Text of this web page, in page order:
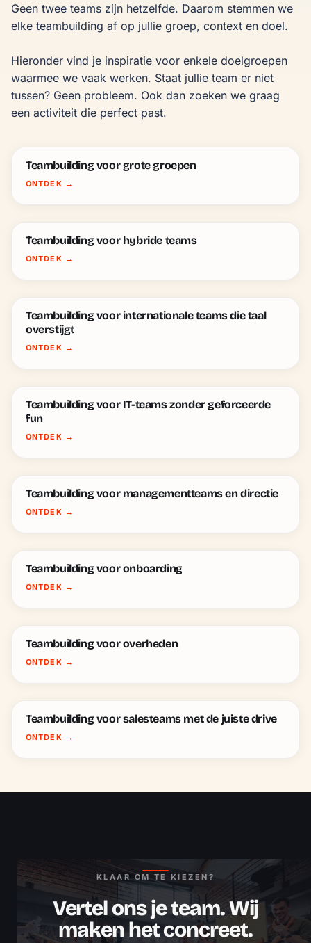
Geen twee teams zijn hetzelfde. Daarom stemmen we
elke teambuilding af op jullie groep, context en doel.
Hieronder vind je inspiratie voor enkele doelgroepen
waarmee we vaak werken. Staat jullie team er niet
tussen? Geen probleem. Ook dan zoeken we graag
een activiteit die perfect past.
Teambuilding voor grote groepen
ONTDEK →
Teambuilding voor hybride teams
ONTDEK →
Teambuilding voor internationale teams die taal
overstijgt
ONTDEK →
Teambuilding voor IT-teams zonder geforceerde
fun
ONTDEK →
Teambuilding voor managementteams en directie
ONTDEK →
Teambuilding voor onboarding
ONTDEK →
Teambuilding voor overheden
ONTDEK →
Teambuilding voor salesteams met de juiste drive
ONTDEK →
KLAAR OM TE KIEZEN?
Vertel ons je team. Wij
maken het concreet.